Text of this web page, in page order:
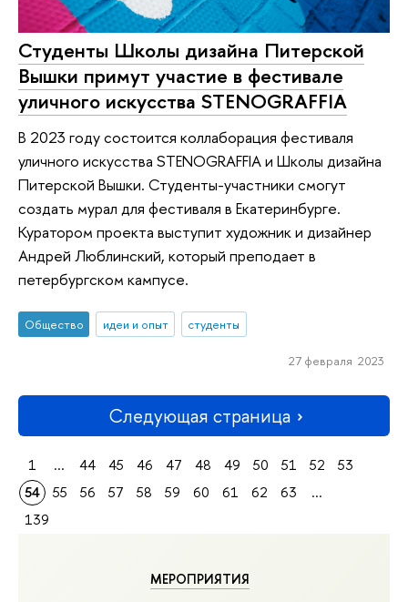
МЕРОПРИЯТИЯ
Студенты Школы дизайна Питерской
Вышки примут участие в фестивале
уличного искусства STENOGRAFFIA
В 2023 году состоится коллаборация фестиваля
уличного искусства STENOGRAFFIA и Школы дизайна
Питерской Вышки. Студенты-участники смогут
создать мурал для фестиваля в Екатеринбурге.
Куратором проекта выступит художник и дизайнер
Андрей Люблинский, который преподает в
петербургском кампусе.
Общество идеи и опыт студенты
27 февраля 2023
Следующая страница
1 ... 44 45 46 47 48 49 50 51 52
53
54
55 56 57 58 59 60 61 62 63
...
139